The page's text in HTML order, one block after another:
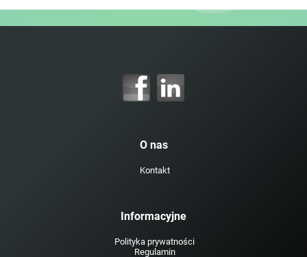
O nas
Kontakt
Informacyjne
Polityka prywatności
Regulamin